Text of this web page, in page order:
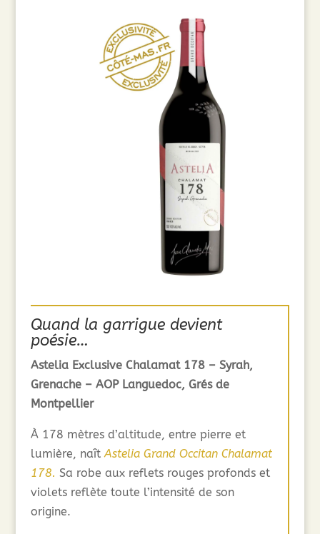
Quand la garrigue devient
poésie…
Astelia Exclusive Chalamat 178 – Syrah,
Grenache – AOP Languedoc, Grés de
Montpellier
À 178 mètres d’altitude, entre pierre et
lumière, naîtAstelia Grand Occitan Chalamat
178. Sa robe aux reflets rouges profonds et
violets reflète toute l’intensité de son
origine.